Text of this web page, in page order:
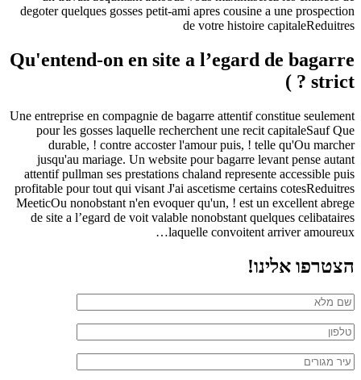
degoter quelques gosses petit-ami apres cousine a une prospection
de votre histoire capitaleReduitres
Qu'entend-on en site a l’egard de bagarre
strict ? )
Une entreprise en compagnie de bagarre attentif constitue seulement
pour les gosses laquelle recherchent une recit capitaleSauf Que
durable, ! contre accoster l'amour puis, ! telle qu'Ou marcher
jusqu'au mariage. Un website pour bagarre levant pense autant
attentif pullman ses prestations chaland represente accessible puis
profitable pour tout qui visant J'ai ascetisme certains cotesReduitres
MeeticOu nonobstant n'en evoquer qu'un, ! est un excellent abrege
de site a l’egard de voit valable nonobstant quelques celibataires
laquelle convoitent arriver amoureux…
הצטרפו אלינו!